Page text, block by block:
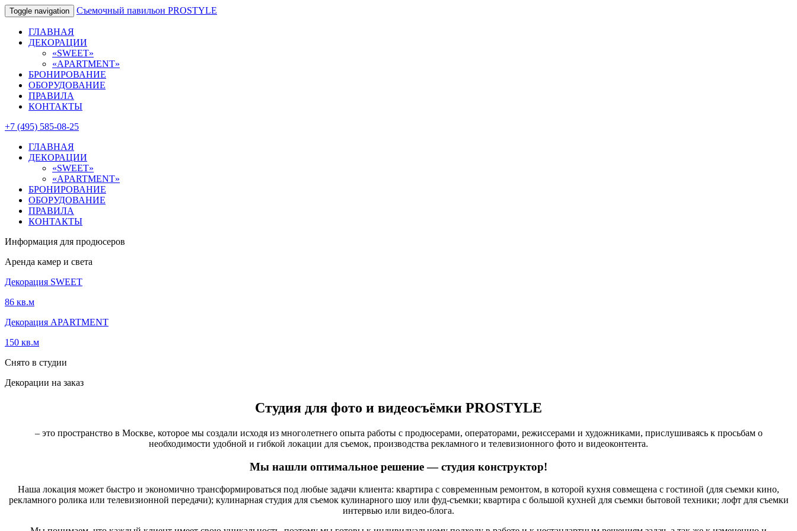
Toggle navigation Съемочный павильон PROSTYLE
ГЛАВНАЯ
ДЕКОРАЦИИ
«SWEET»
«APARTMENT»
БРОНИРОВАНИЕ
ОБОРУДОВАНИЕ
ПРАВИЛА
КОНТАКТЫ
+7 (495) 585-08-25
ГЛАВНАЯ
ДЕКОРАЦИИ
«SWEET»
«APARTMENT»
БРОНИРОВАНИЕ
ОБОРУДОВАНИЕ
ПРАВИЛА
КОНТАКТЫ
Информация для продюсеров
Аренда камер и света
Декорация SWEET
86 кв.м
Декорация APARTMENT
150 кв.м
Снято в студии
Декорации на заказ
Студия для фото и видеосъёмки PROSTYLE
– это пространство в Москве, которое мы создали исходя из многолетнего опыта работы с продюсерами, операторами, режиссерами и художниками, прислушиваясь к просьбам о
необходимости удобной и гибкой локации для съемок, производства рекламного и телевизионного фото и видеоконтента.
Мы нашли оптимальное решение — студия конструктор!
Наша локация может быстро и экономично трансформироваться под любые задачи клиента: квартира с современным ремонтом, в которой кухня совмещена с гостиной (для съемки кино,
рекламного ролика или телевизионной передачи); кулинарная студия для съемок кулинарного шоу или фуд-съемки; квартира с большой кухней для съемки бытовой техники; лофт для съемки
интервью или видео-блога.